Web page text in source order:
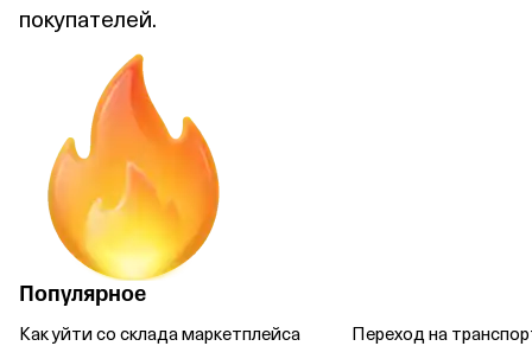
покупателей.
Популярное
Как уйти со склада маркетплейса
Переход на